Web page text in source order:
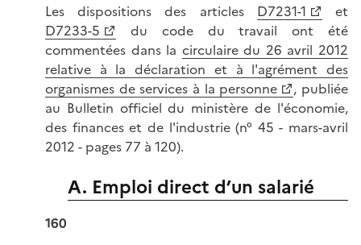
Les dispositions des articles D7231-1
et
D7233-5
du code du travail ont été
commentées dans la circulaire du 26 avril 2012
relative à la déclaration et à l'agrément des
organismes de services à la personne
, publiée
au Bulletin officiel du ministère de l'économie,
des finances et de l'industrie (n° 45 - mars-avril
2012 - pages 77 à 120).
A. Emploi direct d’un salarié
160